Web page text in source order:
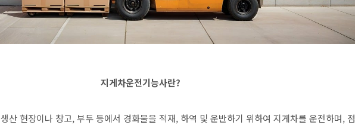
지게차운전기능사란?
산 현장이나 창고, 부두 등에서 경화물을 적재, 하역 및 운반하기 위하여 지게차를 운전하며, 점